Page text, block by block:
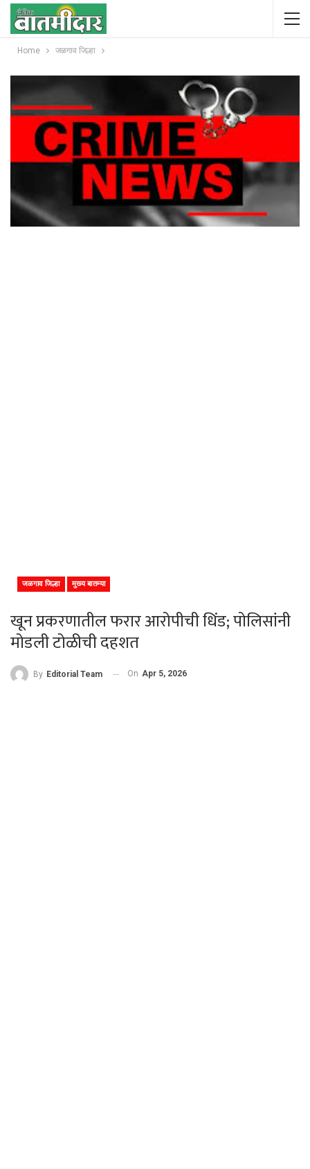
Home जळगाव जिल्हा
जळगाव जिल्हा मुख्य बातम्या
खून प्रकरणातील फरार आरोपीची धिंड; पोलिसांनी
मोडली टोळीची दहशत
By Editorial Team On Apr 5, 2026